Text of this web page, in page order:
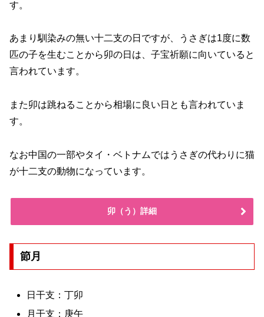
す。
あまり馴染みの無い十二支の日ですが、うさぎは1度に数
匹の子を生むことから卯の日は、子宝祈願に向いていると
言われています。
また卯は跳ねることから相場に良い日とも言われていま
す。
なお中国の一部やタイ・ベトナムではうさぎの代わりに猫
が十二支の動物になっています。
卯（う）詳細
節月
日干支：丁卯
月干支：庚午